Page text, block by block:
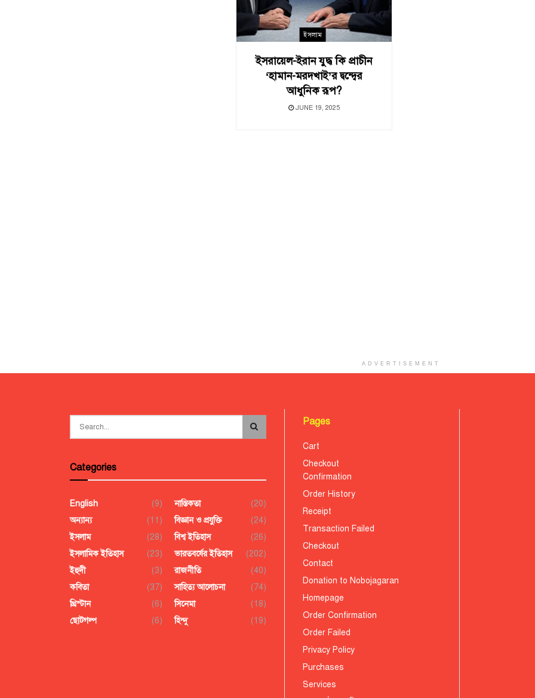
ইসলাম
ইসরায়েল-ইরান যুদ্ধ কি প্রাচীন
‘হামান-মরদখাই’র দ্বন্দ্বের
আধুনিক রূপ?
JUNE 19, 2025
ADVERTISEMENT
Categories
English
(9)
অন্যান্য
(11)
ইসলাম
(28)
ইসলামিক ইতিহাস
(23)
ইহুদী
(3)
কবিতা
(37)
খ্রিস্টান
(6)
ছোটগল্প
(6)
নাস্তিকতা
(20)
বিজ্ঞান ও প্রযুক্তি
(24)
বিশ্ব ইতিহাস
(26)
ভারতবর্ষের ইতিহাস
(202)
রাজনীতি
(40)
সাহিত্য আলোচনা
(74)
সিনেমা
(18)
হিন্দু
(19)
Pages
Cart
Checkout
Confirmation
Order History
Receipt
Transaction Failed
Checkout
Contact
Donation to Nobojagaran
Homepage
Order Confirmation
Order Failed
Privacy Policy
Purchases
Services